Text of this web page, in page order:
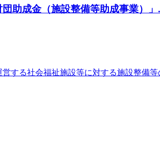
助成金（施設整備等助成事業）」
する社会福祉施設等に対する施設整備等